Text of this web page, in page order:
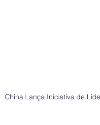
China Lança Iniciativa de